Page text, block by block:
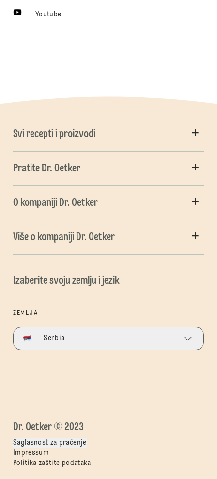
Youtube
Svi recepti i proizvodi
Pratite Dr. Oetker
O kompaniji Dr. Oetker
Više o kompaniji Dr. Oetker
Izaberite svoju zemlju i jezik
ZEMLJA
Serbia
Dr. Oetker © 2023
Saglasnost za praćenje
Impressum
Politika zaštite podataka